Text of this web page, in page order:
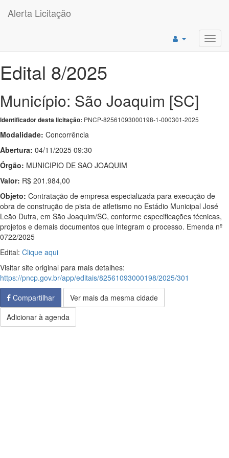
Alerta Licitação
Edital 8/2025
Município: São Joaquim [SC]
Identificador desta licitação: PNCP-82561093000198-1-000301-2025
Modalidade: Concorrência
Abertura: 04/11/2025 09:30
Órgão: MUNICIPIO DE SAO JOAQUIM
Valor: R$ 201.984,00
Objeto: Contratação de empresa especializada para execução de
obra de construção de pista de atletismo no Estádio Municipal José
Leão Dutra, em São Joaquim/SC, conforme especificações técnicas,
projetos e demais documentos que integram o processo. Emenda nº
0722/2025
Edital: Clique aqui
Visitar site original para mais detalhes:
https://pncp.gov.br/app/editais/82561093000198/2025/301
Compartilhar
Ver mais da mesma cidade
Adicionar à agenda